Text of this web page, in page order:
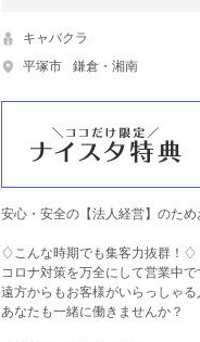
キャバクラ
平塚市
鎌倉・湘南
安心・安全の【法人経営】のた
♢こんな時期でも集客力抜群！♢
コロナ対策を万全にして営業中
遠方からもお客様がいらっしゃる
あなたも一緒に働きませんか？